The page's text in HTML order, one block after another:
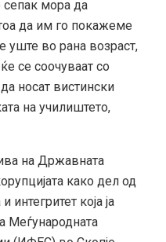
мора да
да им го покажеме
уште во рана возраст,
се соочуваат со
носат вистински
на училиштето,
на Државната
како дел од
интегритет која ја
Меѓународната